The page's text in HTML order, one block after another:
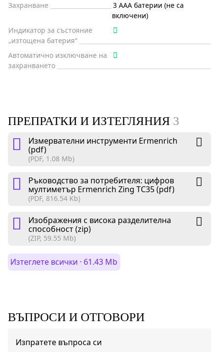
Захранване
3 AAA батерии (не са
включени)
Индикатор за състояние
„изтощена батерия“
Автоматично изключване на
захранването
ПРЕПРАТКИ И ИЗТЕГЛЯНИЯ 3
Измервателни инструменти Ermenrich
(pdf)
(PDF, 1.08 Mb)
Ръководство за потребителя: цифров
мултиметър Ermenrich Zing TC35 (pdf)
(PDF, 816.54 Kb)
Изображения с висока разделителна
способност (zip)
(ZIP, 59.55 Mb)
Изтеглете всички · 61.43 Mb
ВЪПРОСИ И ОТГОВОРИ
Изпратете въпроса си